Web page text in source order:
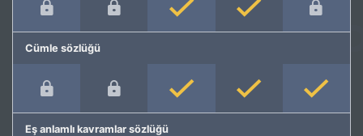
Cümle sözlüğü
Eş anlamlı kavramlar sözlüğü